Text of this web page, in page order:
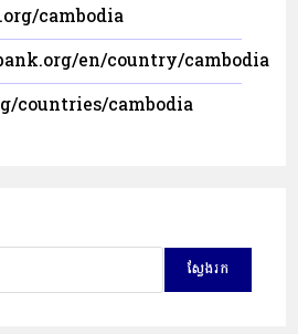
cambodia
en/country/cambodia
countries/cambodia
ស្វែងរក